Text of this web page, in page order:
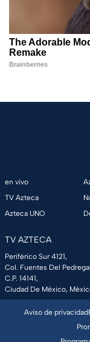
en vivo
TV Azteca
Azteca UNO
TV AZTECA
Periférico Sur 4121,
Col. Fuentes Del
C.P. 14141,
Ciudad De México,
Aviso de privacidad